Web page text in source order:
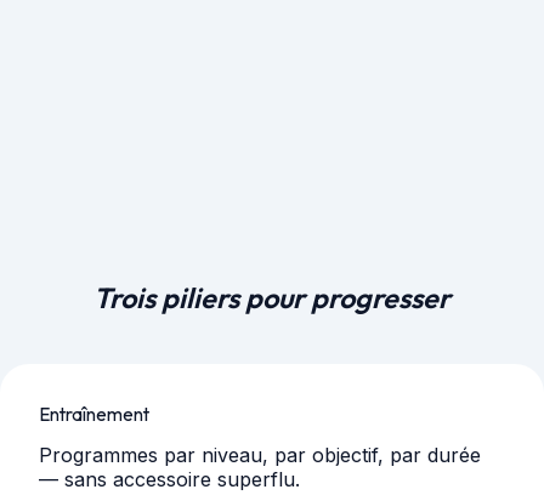
Trois piliers pour progresser
Entraînement
Programmes par niveau, par objectif, par durée
— sans accessoire superflu.